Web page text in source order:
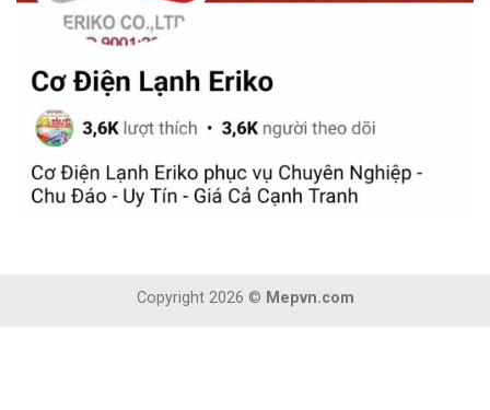
Copyright 2026 © Mepvn.com